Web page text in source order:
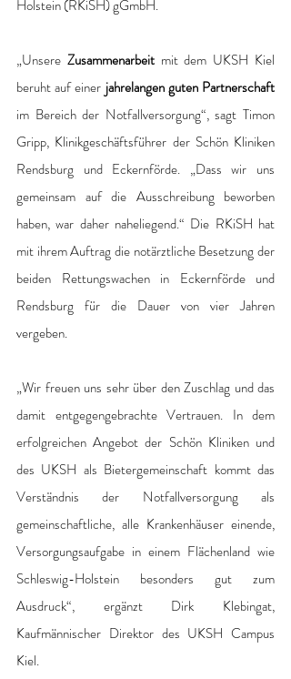
Holstein (RKiSH) gGmbH.
„Unsere Zusammenarbeit mit dem UKSH Kiel
beruht auf einer jahrelangen guten Partnerschaft
im Bereich der Notfallversorgung“, sagt Timon
Gripp, Klinikgeschäftsführer der Schön Kliniken
Rendsburg und Eckernförde. „Dass wir uns
gemeinsam auf die Ausschreibung beworben
haben, war daher naheliegend.“ Die RKiSH hat
mit ihrem Auftrag die notärztliche Besetzung der
beiden Rettungswachen in Eckernförde und
Rendsburg für die Dauer von vier Jahren
vergeben.
„Wir freuen uns sehr über den Zuschlag und das
damit entgegengebrachte Vertrauen. In dem
erfolgreichen Angebot der Schön Kliniken und
des UKSH als Bietergemeinschaft kommt das
Verständnis der Notfallversorgung als
gemeinschaftliche, alle Krankenhäuser einende,
Versorgungsaufgabe in einem Flächenland wie
Schleswig-Holstein besonders gut zum
Ausdruck“, ergänzt Dirk Klebingat,
Kaufmännischer Direktor des UKSH Campus
Kiel.